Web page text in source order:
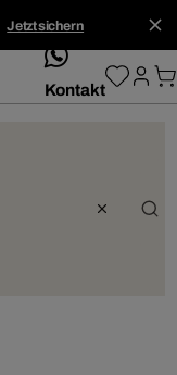
Jetzt sichern
whatsApp
Kontakt